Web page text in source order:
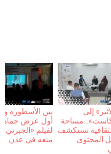
إلى
مساحة
تستكشف
المحتوى
بين الأسطورة
أول عرض
لفيلم «الجبرتي»
منعه في عدن